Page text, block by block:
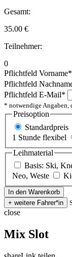
Gesamt:
35.00 €
Teilnehmer:
0
Pflichtfeld Vorname*
Pflichtfeld
Pflichtfeld E-Mail*
* notwendige Angaben,
Preisoption
Standardpreis
1 Stunde flexibel
Leihmaterial
Basis: Ski,
Neo, Weste
close
Mix Slot